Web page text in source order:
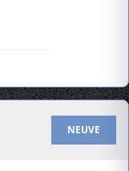
NEUVE